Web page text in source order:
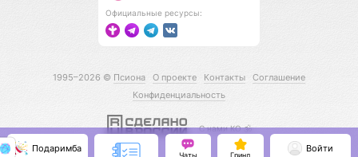
Официальные ресурсы:
1995–2026 © Псиона О проекте Контакты
Соглашение
Конфиденциальность
С нами КО 🕉️
Подаримба
Чаты Гринд
Войти